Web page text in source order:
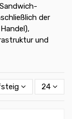
der
und
24